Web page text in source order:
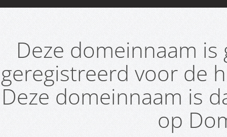
Deze domeinnaam
geregistreerd voor de
Deze domeinnaam is
op